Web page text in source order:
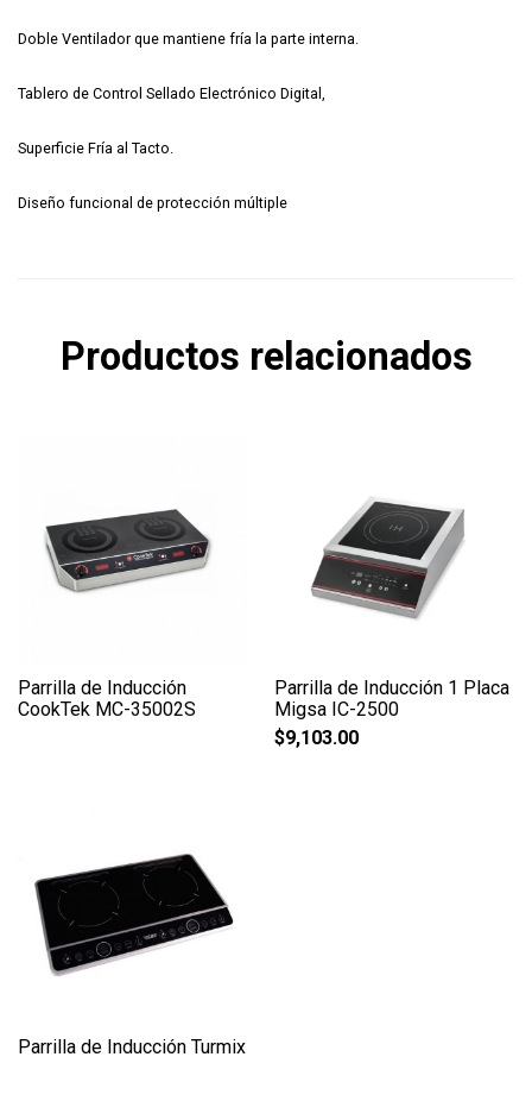
Doble Ventilador que mantiene fría la parte interna.
Tablero de Control Sellado Electrónico Digital,
Superficie Fría al Tacto.
Diseño funcional de protección múltiple
Productos relacionados
Parrilla de Inducción
CookTek MC-35002S
Parrilla de Inducción 1 Placa
Migsa IC-2500
$9,103.00
Parrilla de Inducción Turmix